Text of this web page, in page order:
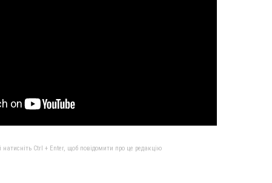
Ctrl + Enter, щоб повідомити про це редакцію